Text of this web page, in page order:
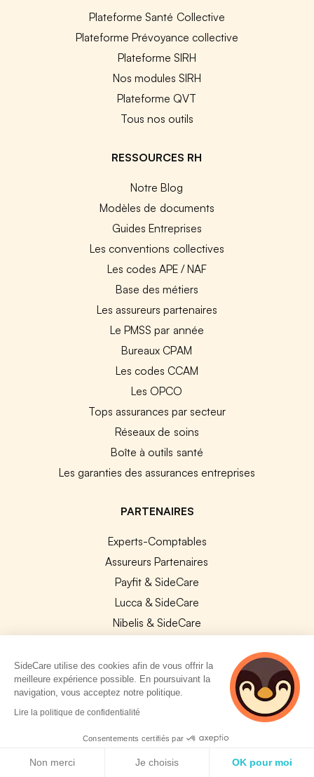
Plateforme Santé Collective
Plateforme Prévoyance collective
Plateforme SIRH
Nos modules SIRH
Plateforme QVT
Tous nos outils
RESSOURCES RH
Notre Blog
Modèles de documents
Guides Entreprises
Les conventions collectives
Les codes APE / NAF
Base des métiers
Les assureurs partenaires
Le PMSS par année
Bureaux CPAM
Les codes CCAM
Les OPCO
Tops assurances par secteur
Réseaux de soins
Boîte à outils santé
Les garanties des assurances entreprises
PARTENAIRES
Experts-Comptables
Assureurs Partenaires
Payfit & SideCare
Lucca & SideCare
Nibelis & SideCare
Lianeli & SideCare
API & INTEGRATIONS
API SideCare
Les SIRH / Systèmes de paie connectés
SideCare utilise des cookies afin de vous offrir la
meilleure expérience possible. En poursuivant la
navigation, vous acceptez notre politique.
Lire la politique de confidentialité
Consentements certifiés par
Non merci Je choisis OK pour moi
2 personnes
consultent
actuellement cette